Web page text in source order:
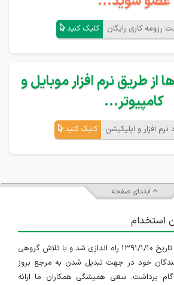
کاری رایگان کلیک کنید
از طریق نرم افزار موبایل و
کامپیوتر...
افزار و اپلیکیشن کلیک کنید
ابتدای صفحه
استخدام
سایت ایران استخدام در تاریخ ۱۳۹۱/۱/۱۰ راه اندازی شد و با تلاش گروهی
خود در جهت تبدیل شدن به مرجع بروز
برداشت. سعی همیشگی همکاران ما ارائه